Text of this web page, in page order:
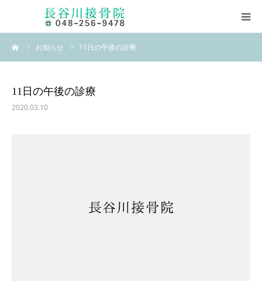
お知らせ 11日の午後の診療
11日の午後の診療
2020.03.10
ホーム